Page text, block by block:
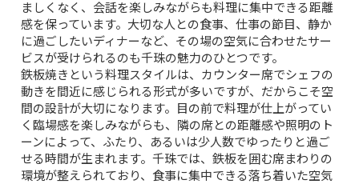
ましくなく、会話を楽しみながらも料理に集中できる距離
感を保っています。大切な人との食事、仕事の節目、静か
に過ごしたいディナーなど、その場の空気に合わせたサー
ビスが受けられるのも千珠の魅力のひとつです。
鉄板焼きという料理スタイルは、カウンター席でシェフの
動きを間近に感じられる形式が多いですが、だからこそ空
間の設計が大切になります。目の前で料理が仕上がってい
く臨場感を楽しみながらも、隣の席との距離感や照明のト
ーンによって、ふたり、あるいは少人数でゆったりと過ご
せる時間が生まれます。千珠では、鉄板を囲む席まわりの
環境が整えられており、食事に集中できる落ち着いた空気